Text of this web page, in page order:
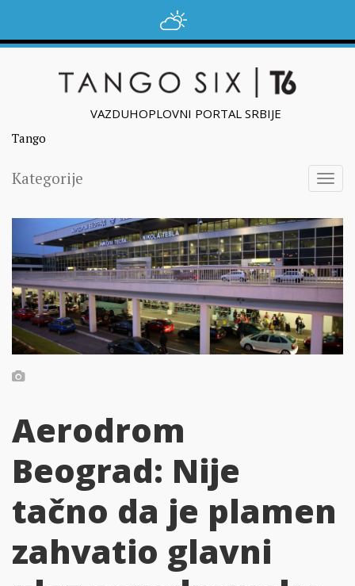
VAZDUHOPLOVNI PORTAL SRBIJE
Tango
Kategorije
Aerodrom
Beograd: Nije
tačno da je plamen
zahvatio glavni